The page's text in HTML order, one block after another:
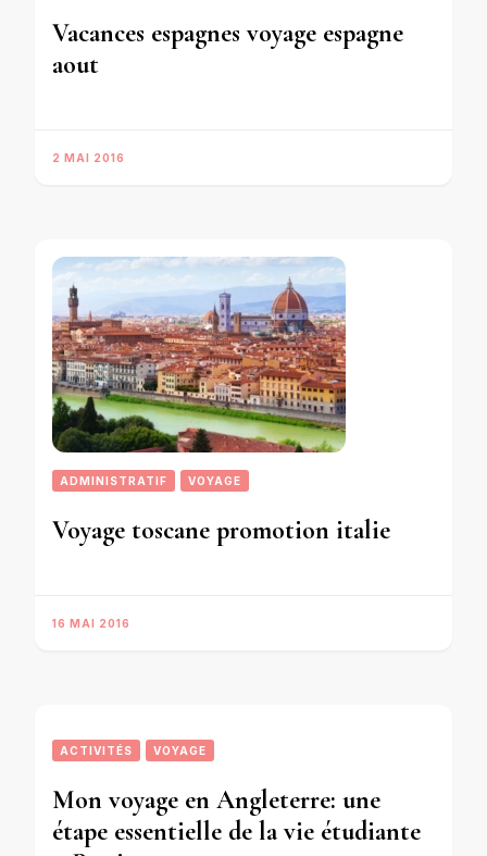
Vacances espagnes voyage espagne
aout
2 MAI 2016
ADMINISTRATIF VOYAGE
Voyage toscane promotion italie
16 MAI 2016
ACTIVITÉS VOYAGE
Mon voyage en Angleterre: une
étape essentielle de la vie étudiante